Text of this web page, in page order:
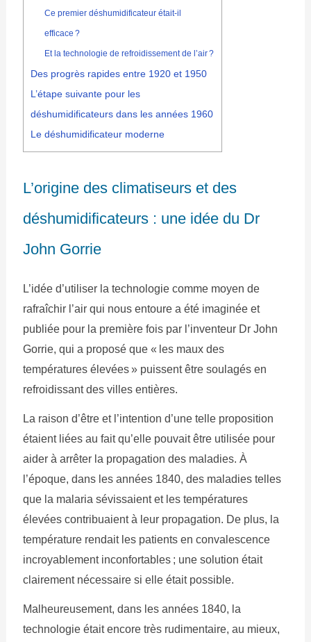
Ce premier déshumidificateur était-il
efficace ?
Et la technologie de refroidissement de l’air ?
Des progrès rapides entre 1920 et 1950
L’étape suivante pour les
déshumidificateurs dans les années 1960
Le déshumidificateur moderne
L’origine des climatiseurs et des
déshumidificateurs : une idée du Dr
John Gorrie
L’idée d’utiliser la technologie comme moyen de
rafraîchir l’air qui nous entoure a été imaginée et
publiée pour la première fois par l’inventeur Dr John
Gorrie, qui a proposé que « les maux des
températures élevées » puissent être soulagés en
refroidissant des villes entières.
La raison d’être et l’intention d’une telle proposition
étaient liées au fait qu’elle pouvait être utilisée pour
aider à arrêter la propagation des maladies. À
l’époque, dans les années 1840, des maladies telles
que la malaria sévissaient et les températures
élevées contribuaient à leur propagation. De plus, la
température rendait les patients en convalescence
incroyablement inconfortables ; une solution était
clairement nécessaire si elle était possible.
Malheureusement, dans les années 1840, la
technologie était encore très rudimentaire, au mieux,